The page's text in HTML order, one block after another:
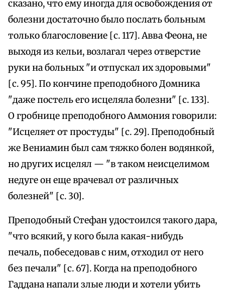
сказано, что ему иногда для освобождения от
болезни достаточно было послать больным
только благословение [с. 117]. Авва Феона, не
выходя из кельи, возлагал через отверстие
руки на больных "и отпускал их здоровыми"
[с. 95]. По кончине преподобного Домника
"даже постель его исцеляла болезни" [с. 133].
О гробнице преподобного Аммония говорили:
"Исцеляет от простуды" [с. 29]. Преподобный
же Вениамин был сам тяжко болен водянкой,
но других исцелял — "в таком неисцелимом
недуге он еще врачевал от различных
болезней" [с. 30].
Преподобный Стефан удостоился такого дара,
"что всякий, у кого была какая-нибудь
печаль, побеседовав с ним, отходил от него
без печали" [с. 67]. Когда на преподобного
Гаддана напали злые люди и хотели убить